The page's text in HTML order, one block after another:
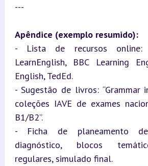
---
Apêndice (exemplo resumido):
- Lista de recursos online:
LearnEnglish, BBC Learning
English, TedEd.
- Sugestão de livros: “Grammar
coleções IAVE de exames
B1/B2”.
- Ficha de planeamento
diagnóstico, blocos
regulares, simulado final.